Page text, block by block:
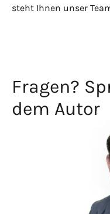
steht Ihnen unser
Fragen?
dem Autor